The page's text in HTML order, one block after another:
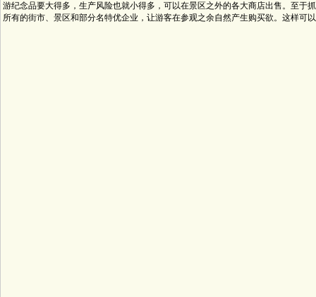
游纪念品要大得多，生产风险也就小得多，可以在景区之外的各大商店出售。至于
所有的街市、景区和部分名特优企业，让游客在参观之余自然产生购买欲。这样可